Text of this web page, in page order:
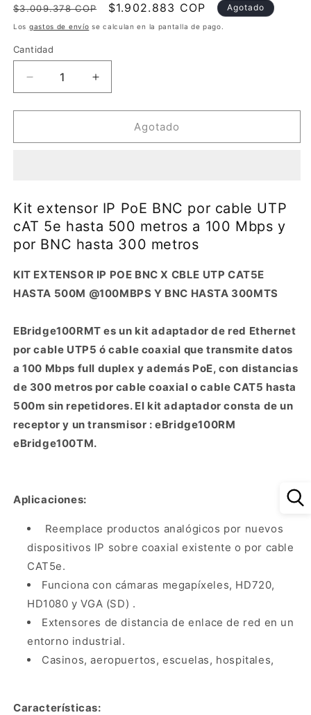
Precio
habitual
$3.009.378 COP
Precio
de
$1.902.883 COP Agotado
Los gastos de envío se calculan en la pantalla de pago.
Cantidad
Reducir
cantidad
para
extensor
cable
UTP
cAT
hasta
500
metros
100
Mbps
por
BNC
hasta
300
metros
Aumentar
cantidad
para
extensor
por
cable
UTP
cAT
hasta
500
metros
100
Mbps
por
BNC
hasta
metros
Agotado
Kit extensor IP PoE BNC por cable UTP
cAT 5e hasta 500 metros a 100 Mbps y
por BNC hasta 300 metros
KIT EXTENSOR IP POE BNC X CBLE UTP CAT5E
HASTA 500M @100MBPS Y BNC HASTA 300MTS
EBridge100RMT es un kit adaptador de red Ethernet
por cable UTP5 ó cable coaxial que transmite datos
a 100 Mbps full duplex y además PoE, con distancias
de 300 metros por cable coaxial o cable CAT5 hasta
500m sin repetidores. El kit adaptador consta de un
receptor y un transmisor : eBridge100RM
eBridge100TM.
Aplicaciones:
Reemplace productos analógicos por nuevos
dispositivos IP sobre coaxial existente o por cable
CAT5e.
Funciona con cámaras megapíxeles, HD720,
HD1080 y VGA (SD) .
Extensores de distancia de enlace de red en un
entorno industrial.
Casinos, aeropuertos, escuelas, hospitales,
Características: